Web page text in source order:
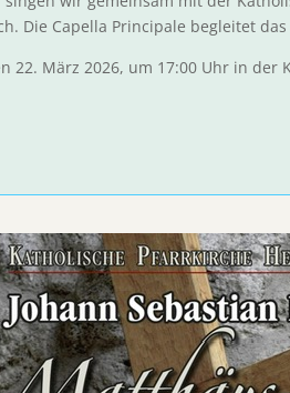
Die Capella Principale begleitet
22. März 2026, um 17:00 Uhr in